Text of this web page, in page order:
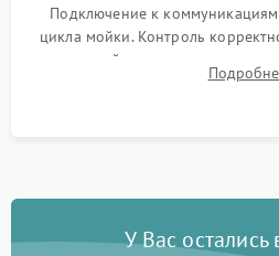
Подключение к коммуникациям
цикла мойки. Контроль
до нужной температуры,
штатного слива и
У Вас